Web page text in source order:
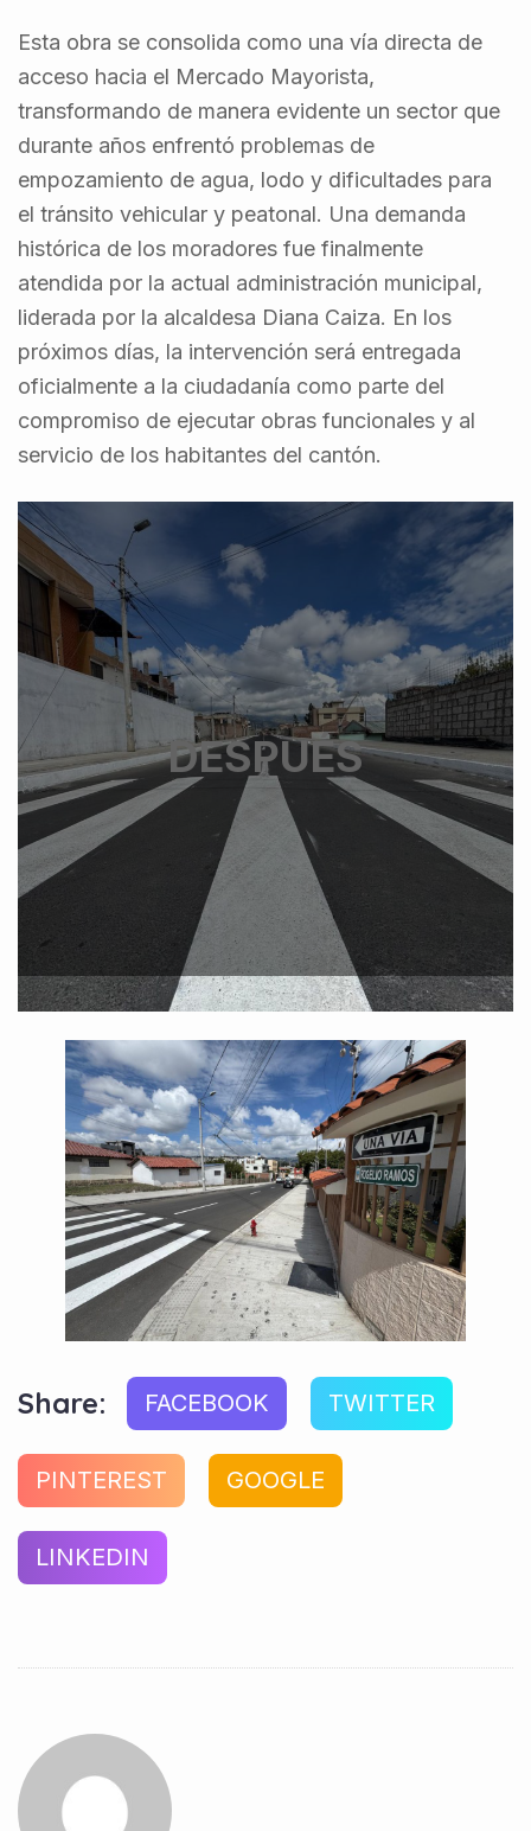
Esta obra se consolida como una vía directa de
acceso hacia el Mercado Mayorista,
transformando de manera evidente un sector que
durante años enfrentó problemas de
empozamiento de agua, lodo y dificultades para
el tránsito vehicular y peatonal. Una demanda
histórica de los moradores fue finalmente
atendida por la actual administración municipal,
liderada por la alcaldesa Diana Caiza. En los
próximos días, la intervención será entregada
oficialmente a la ciudadanía como parte del
compromiso de ejecutar obras funcionales y al
servicio de los habitantes del cantón.
DESPUÉS
Share: FACEBOOK TWITTER
PINTEREST GOOGLE
LINKEDIN